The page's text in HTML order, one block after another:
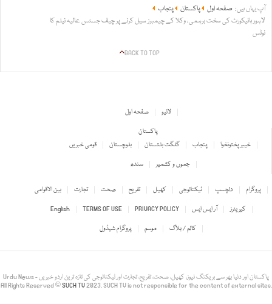
آپ یہاں ہیں: صفحہ اول پاکستان
پنجاب
لاہور ہائیکورٹ کی سخت برہمی، وکلا کے چیمبرز سیل کرنے پر چیف جسٹس عالیہ نیلم کا
نوٹس
BACK TO TOP
صفحہ اول
لائیو
پاکستان
قومی خبریں
بلوچستان گلگت بلتستان پنجاب
خیبر پختونخوا
سندھ
جموں و کشمیر
بین الاقوامی تجارت صحت تفریح کھیل ٹیکنالوجی دلچسپ
پروگرام
English
TERMS OF USE PRIVACY POLICY آر ایس ایس
کیریئرز
پروگرام شیڈول
موسم کالم / بلاگ
Urdu News - پاکستان اور دنیا بھر سے بریکنگ نیوز، کھیل، صحت، تفریح، تجارت اور ٹیکنالوجی کی تازہ ترین اردو خبریں
All Rights Reserved ©SUCH TV2023. SUCH TV is not responsible for the content of external sites.